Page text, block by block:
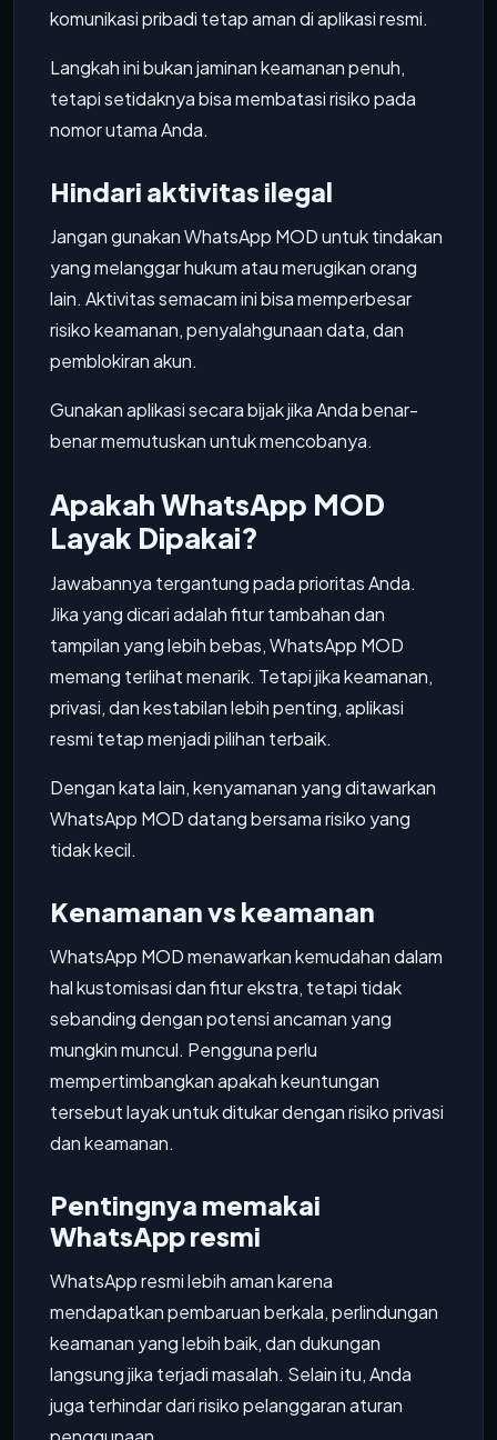
komunikasi pribadi tetap aman di aplikasi resmi.
Langkah ini bukan jaminan keamanan penuh,
tetapi setidaknya bisa membatasi risiko pada
nomor utama Anda.
Hindari aktivitas ilegal
Jangan gunakan WhatsApp MOD untuk tindakan
yang melanggar hukum atau merugikan orang
lain. Aktivitas semacam ini bisa memperbesar
risiko keamanan, penyalahgunaan data, dan
pemblokiran akun.
Gunakan aplikasi secara bijak jika Anda benar-
benar memutuskan untuk mencobanya.
Apakah WhatsApp MOD
Layak Dipakai?
Jawabannya tergantung pada prioritas Anda.
Jika yang dicari adalah fitur tambahan dan
tampilan yang lebih bebas, WhatsApp MOD
memang terlihat menarik. Tetapi jika keamanan,
privasi, dan kestabilan lebih penting, aplikasi
resmi tetap menjadi pilihan terbaik.
Dengan kata lain, kenyamanan yang ditawarkan
WhatsApp MOD datang bersama risiko yang
tidak kecil.
Kenamanan vs keamanan
WhatsApp MOD menawarkan kemudahan dalam
hal kustomisasi dan fitur ekstra, tetapi tidak
sebanding dengan potensi ancaman yang
mungkin muncul. Pengguna perlu
mempertimbangkan apakah keuntungan
tersebut layak untuk ditukar dengan risiko privasi
dan keamanan.
Pentingnya memakai
WhatsApp resmi
WhatsApp resmi lebih aman karena
mendapatkan pembaruan berkala, perlindungan
keamanan yang lebih baik, dan dukungan
langsung jika terjadi masalah. Selain itu, Anda
juga terhindar dari risiko pelanggaran aturan